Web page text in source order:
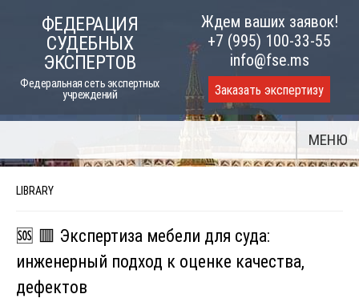
ФЕДЕРАЦИЯ
СУДЕБНЫХ
ЭКСПЕРТОВ
Федеральная сеть экспертных
учреждений
Ждем ваших заявок!
+7 (995) 100-33-55
info@fse.ms
Заказать экспертизу
МЕНЮ
LIBRARY
🆘 🟥 Экспертиза мебели для суда:
инженерный подход к оценке качества,
дефектов